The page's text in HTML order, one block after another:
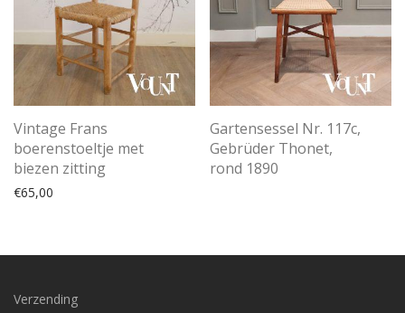
Vintage Frans
boerenstoeltje met
biezen zitting
€65,00
Gartensessel Nr. 117c,
Gebrüder Thonet,
rond 1890
Verzending